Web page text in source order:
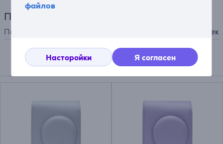
файлов
Насторойки Я согласен
Питание
Питание от батареек
Подходящие товары